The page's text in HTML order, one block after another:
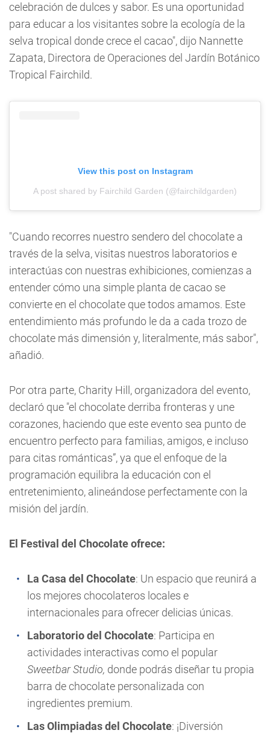
celebración de dulces y sabor. Es una oportunidad
para educar a los visitantes sobre la ecología de la
selva tropical donde crece el cacao", dijo Nannette
Zapata, Directora de Operaciones del Jardín Botánico
Tropical Fairchild.
View this post on Instagram
A post shared by Fairchild Garden (@fairchildgarden)
"Cuando recorres nuestro sendero del chocolate a
través de la selva, visitas nuestros laboratorios e
interactúas con nuestras exhibiciones, comienzas a
entender cómo una simple planta de cacao se
convierte en el chocolate que todos amamos. Este
entendimiento más profundo le da a cada trozo de
chocolate más dimensión y, literalmente, más sabor",
añadió.
Por otra parte, Charity Hill, organizadora del evento,
declaró que "el chocolate derriba fronteras y une
corazones, haciendo que este evento sea punto de
encuentro perfecto para familias, amigos, e incluso
para citas románticas”, ya que el enfoque de la
programación equilibra la educación con el
entretenimiento, alineándose perfectamente con la
misión del jardín.
El Festival del Chocolate ofrece:
La Casa del Chocolate: Un espacio que reunirá a
los mejores chocolateros locales e
internacionales para ofrecer delicias únicas.
Laboratorio del Chocolate: Participa en
actividades interactivas como el popular
Sweetbar Studio, donde podrás diseñar tu propia
barra de chocolate personalizada con
ingredientes premium.
Las Olimpiadas del Chocolate: ¡Diversión